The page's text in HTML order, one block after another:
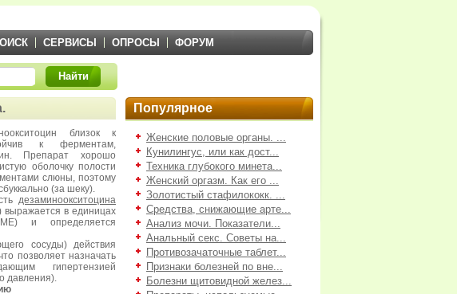
СЕРВИСЫ ОПРОСЫ ФОРУМ
Найти
близок к
к ферментам,
Препарат хорошо
оболочку полости
слюны, поэтому
(за шеку).
дезаминоокситоцина
выражается в единицах
и определяется
сосуды) действия
позволяет назначать
гипертензией
давления).
Популярное
Женские половые органы. ...
Кунилингус, или как дост...
Техника глубокого минета...
Женский оргазм. Как его ...
Золотистый стафилококк. ...
Средства, снижающие арте...
Анализ мочи. Показатели...
Анальный секс. Советы на...
Противозачаточные таблет...
Признаки болезней по вне...
Болезни щитовидной желез...